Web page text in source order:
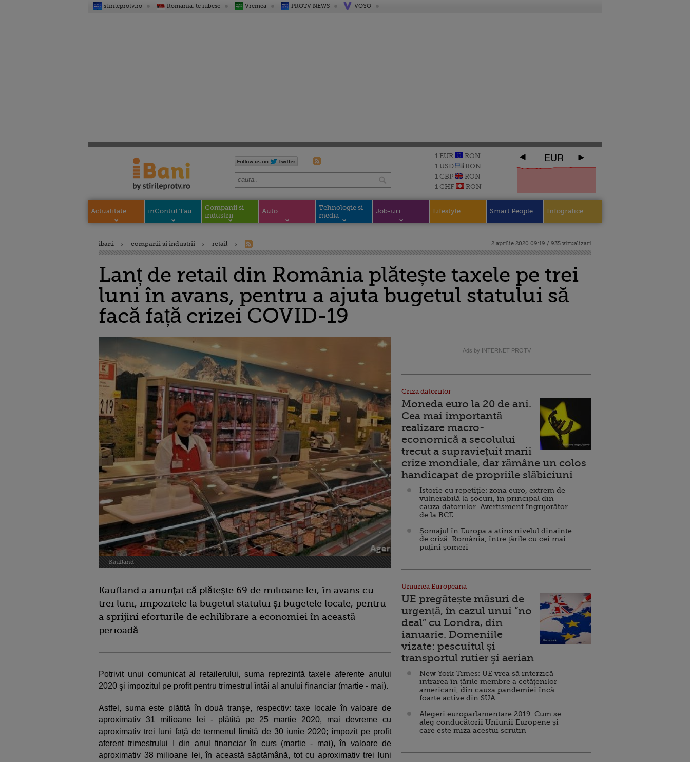
stirileprotv.ro Romania, te iubesc Vremea PROTV NEWS VOYO
1 EUR
RON
1 USD
RON
1 GBP
RON
1 CHF
RON
EUR
Actualitate inContul Tau
Companii si
industrii
Auto
Tehnologie si
media
Job-uri Lifestyle Smart People Infografice
ibani companii si industrii retail 2 aprilie 2020 09:19 / 935 vizualizari
Lanț de retail din România plătește taxele pe trei
luni în avans, pentru a ajuta bugetul statului să
facă față crizei COVID-19
Kaufland
Kaufland a anunţat că plăteşte 69 de milioane lei, în avans cu
trei luni, impozitele la bugetul statului şi bugetele locale, pentru
a sprijini eforturile de echilibrare a economiei în această
perioadă.
Potrivit unui comunicat al retailerului, suma reprezintă taxele aferente anului
2020 şi impozitul pe profit pentru trimestrul întâi al anului financiar (martie - mai).
Astfel, suma este plătită în două tranşe, respectiv: taxe locale în valoare de
aproximativ 31 milioane lei - plătită pe 25 martie 2020, mai devreme cu
aproximativ trei luni faţă de termenul limită de 30 iunie 2020; impozit pe profit
aferent trimestrului I din anul financiar în curs (martie - mai), în valoare de
aproximativ 38 milioane lei, în această săptămână, tot cu aproximativ trei luni
Ads by INTERNET PROTV
Criza datoriilor
Moneda euro la 20 de ani.
Cea mai importantă
realizare macro-
economică a secolului
trecut a supraviețuit marii
crize mondiale, dar rămâne un colos
handicapat de propriile slăbiciuni
Istorie cu repetiție: zona euro, extrem de
vulnerabilă la șocuri, în principal din
cauza datoriilor. Avertisment îngrijorător
de la BCE
Șomajul în Europa a atins nivelul dinainte
de criză. România, între țările cu cei mai
puțini șomeri
Uniunea Europeana
UE pregătește măsuri de
urgență, în cazul unui ”no
deal” cu Londra, din
ianuarie. Domeniile
vizate: pescuitul şi
transportul rutier şi aerian
New York Times: UE vrea să interzică
intrarea în țările membre a cetăţenilor
americani, din cauza pandemiei încă
foarte active din SUA
Alegeri europarlamentare 2019: Cum se
aleg conducătorii Uniunii Europene și
care este miza acestui scrutin